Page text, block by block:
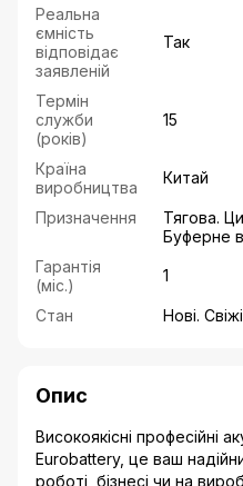
Реальна
ємність
відповідає
заявленій
Так
Термін
служби
(років)
15
Країна
виробництва
Китай
Призначення
Тягова.
Буферне
Гарантія
(міс.)
1
Стан Нові. Свіжі
Опис
Високоякісні професійні
Eurobattery, це ваш
роботі, бізнесі чи на